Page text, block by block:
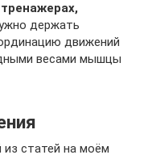
держать
движений
весами мышцы
статей на моём